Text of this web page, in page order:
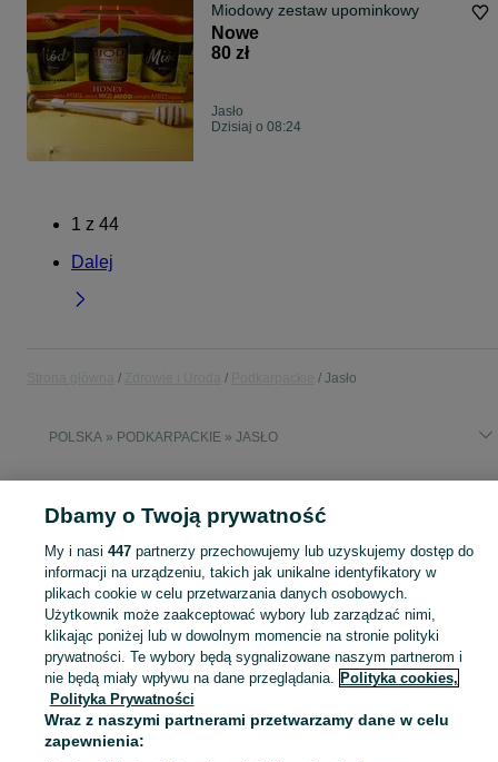
Miodowy zestaw upominkowy
Nowe
80 zł
Jasło
Dzisiaj o 08:24
1 z 44
Dalej
Jasło
POLSKA » PODKARPACKIE » JASŁO
KATEGORIA
Sprzedaż produktów zdrowia i urody Jasło ▶️ Kosmetyki, perfumy, sprzęt medyczny ✅ Nowe i używane w najlepszych cenach ☝ Znajdź ogłoszenia na OLX.pl! Zobacz
Mapa kategorii
Mapa miejscowości
Mapa ministron
Dbamy o Twoją prywatność
My i nasi 447partnerzy przechowujemy lub uzyskujemy dostęp do
informacji na urządzeniu, takich jak unikalne identyfikatory w
plikach cookie w celu przetwarzania danych osobowych.
Użytkownik może zaakceptować wybory lub zarządzać nimi,
klikając poniżej lub w dowolnym momencie na stronie polityki
prywatności. Te wybory będą sygnalizowane naszym partnerom i
nie będą miały wpływu na dane przeglądania. Polityka cookies,
Polityka Prywatności
Wraz z naszymi partnerami przetwarzamy dane w celu
zapewnienia: